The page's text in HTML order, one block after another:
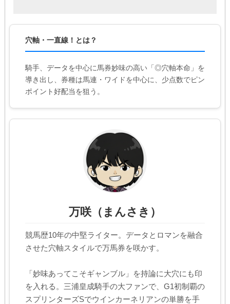
穴軸・一直線！とは？
騎手、データを中心に馬券妙味の高い「◎穴軸本命」を
導き出し、券種は馬連・ワイドを中心に、少点数でピン
ポイント好配当を狙う。
万咲（まんさき）
競馬歴10年の中堅ライター。データとロマンを融合
させた穴軸スタイルで万馬券を咲かす。
「妙味あってこそギャンブル」を持論に大穴にも印
を入れる。三浦皇成騎手の大ファンで、G1初制覇の
スプリンターズSでウインカーネリアンの単勝を手